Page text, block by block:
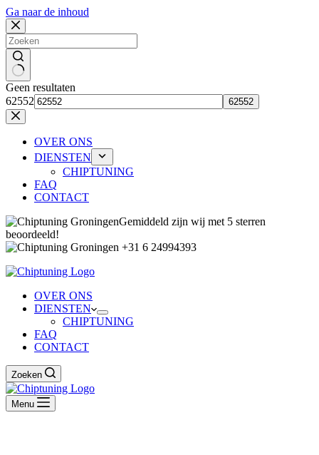
Ga naar de inhoud
Geen resultaten
62552
OVER ONS
DIENSTEN
CHIPTUNING
FAQ
CONTACT
Gemiddeld zijn wij met 5 sterren
beoordeeld!
+31 6 24994393
OVER ONS
DIENSTEN
CHIPTUNING
FAQ
CONTACT
Zoeken
Menu